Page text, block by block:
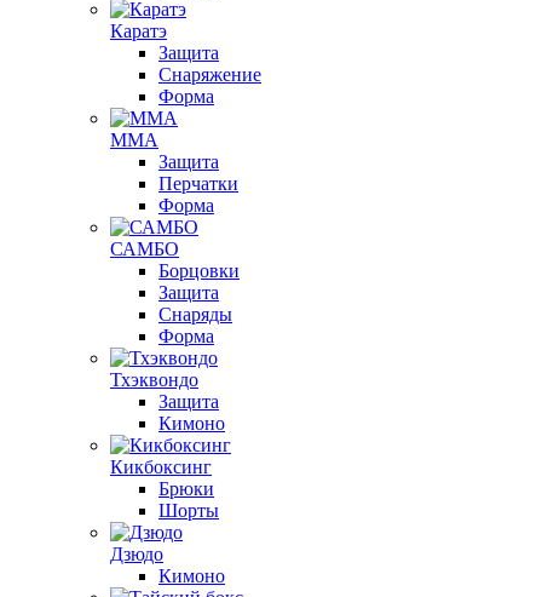
Каратэ
Защита
Снаряжение
Форма
ММА
Защита
Перчатки
Форма
САМБО
Борцовки
Защита
Снаряды
Форма
Тхэквондо
Защита
Кимоно
Кикбоксинг
Брюки
Шорты
Дзюдо
Кимоно